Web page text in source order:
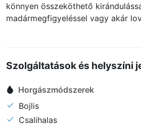
könnyen összeköthető
madármegfigyeléssel vagy akár
Szolgáltatások és helyszíni
Horgászmódszerek
Bojlis
Csalihalas